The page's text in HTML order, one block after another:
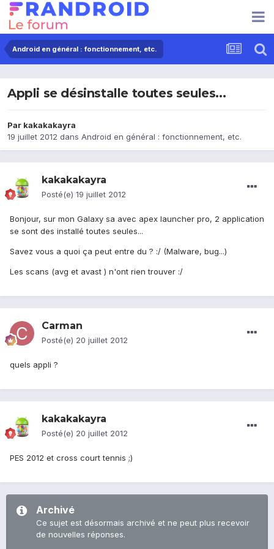
Android en général : fonctionnement, etc.
Appli se désinstalle toutes seules...
Par kakakakayra
19 juillet 2012 dans Android en général : fonctionnement, etc.
kakakakayra
Posté(e) 19 juillet 2012
Bonjour, sur mon Galaxy sa avec apex launcher pro, 2 application
se sont des installé toutes seules...
Savez vous a quoi ça peut entre du ? :/ (Malware, bug...)
Les scans (avg et avast ) n'ont rien trouver :/
Carman
Posté(e) 20 juillet 2012
quels appli ?
kakakakayra
Posté(e) 20 juillet 2012
PES 2012 et cross court tennis ;)
Archivé
Ce sujet est désormais archivé et ne peut plus recevoir
de nouvelles réponses.